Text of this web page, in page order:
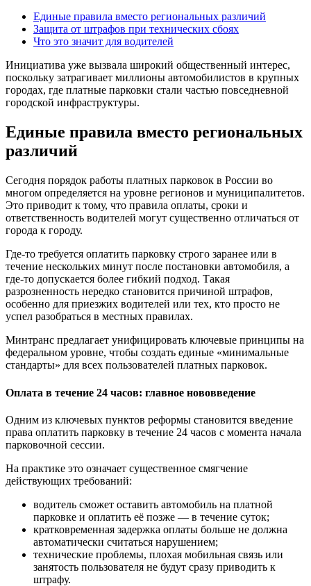
Единые правила вместо региональных различий
Защита от штрафов при технических сбоях
Что это значит для водителей
Инициатива уже вызвала широкий общественный интерес,
поскольку затрагивает миллионы автомобилистов в крупных
городах, где платные парковки стали частью повседневной
городской инфраструктуры.
Единые правила вместо региональных
различий
Сегодня порядок работы платных парковок в России во
многом определяется на уровне регионов и муниципалитетов.
Это приводит к тому, что правила оплаты, сроки и
ответственность водителей могут существенно отличаться от
города к городу.
Где-то требуется оплатить парковку строго заранее или в
течение нескольких минут после постановки автомобиля, а
где-то допускается более гибкий подход. Такая
разрозненность нередко становится причиной штрафов,
особенно для приезжих водителей или тех, кто просто не
успел разобраться в местных правилах.
Минтранс предлагает унифицировать ключевые принципы на
федеральном уровне, чтобы создать единые «минимальные
стандарты» для всех пользователей платных парковок.
Оплата в течение 24 часов: главное нововведение
Одним из ключевых пунктов реформы становится введение
права оплатить парковку в течение 24 часов с момента начала
парковочной сессии.
На практике это означает существенное смягчение
действующих требований:
водитель сможет оставить автомобиль на платной
парковке и оплатить её позже — в течение суток;
кратковременная задержка оплаты больше не должна
автоматически считаться нарушением;
технические проблемы, плохая мобильная связь или
занятость пользователя не будут сразу приводить к
штрафу.